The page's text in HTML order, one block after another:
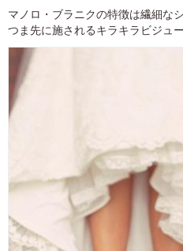
マノロ・ブラニクの特徴は繊細な
つま先に施されるキラキラビジュ